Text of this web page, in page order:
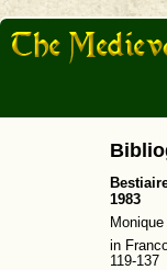
1983
in
119-137